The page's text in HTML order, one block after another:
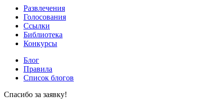
Развлечения
Голосования
Ссылки
Библиотека
Конкурсы
Блог
Правила
Список блогов
Спасибо за заявку!